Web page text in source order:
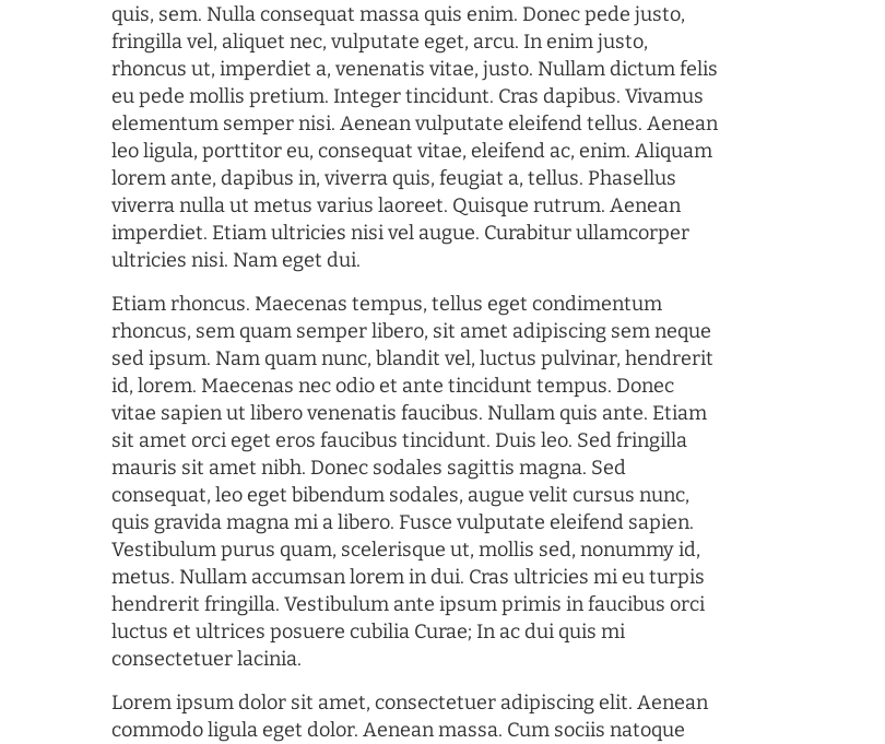
quis, sem. Nulla consequat massa quis enim. Donec pede justo,
fringilla vel, aliquet nec, vulputate eget, arcu. In enim justo,
rhoncus ut, imperdiet a, venenatis vitae, justo. Nullam dictum felis
eu pede mollis pretium. Integer tincidunt. Cras dapibus. Vivamus
elementum semper nisi. Aenean vulputate eleifend tellus. Aenean
leo ligula, porttitor eu, consequat vitae, eleifend ac, enim. Aliquam
lorem ante, dapibus in, viverra quis, feugiat a, tellus. Phasellus
viverra nulla ut metus varius laoreet. Quisque rutrum. Aenean
imperdiet. Etiam ultricies nisi vel augue. Curabitur ullamcorper
ultricies nisi. Nam eget dui.
Etiam rhoncus. Maecenas tempus, tellus eget condimentum
rhoncus, sem quam semper libero, sit amet adipiscing sem neque
sed ipsum. Nam quam nunc, blandit vel, luctus pulvinar, hendrerit
id, lorem. Maecenas nec odio et ante tincidunt tempus. Donec
vitae sapien ut libero venenatis faucibus. Nullam quis ante. Etiam
sit amet orci eget eros faucibus tincidunt. Duis leo. Sed fringilla
mauris sit amet nibh. Donec sodales sagittis magna. Sed
consequat, leo eget bibendum sodales, augue velit cursus nunc,
quis gravida magna mi a libero. Fusce vulputate eleifend sapien.
Vestibulum purus quam, scelerisque ut, mollis sed, nonummy id,
metus. Nullam accumsan lorem in dui. Cras ultricies mi eu turpis
hendrerit fringilla. Vestibulum ante ipsum primis in faucibus orci
luctus et ultrices posuere cubilia Curae; In ac dui quis mi
consectetuer lacinia.
Lorem ipsum dolor sit amet, consectetuer adipiscing elit. Aenean
commodo ligula eget dolor. Aenean massa. Cum sociis natoque